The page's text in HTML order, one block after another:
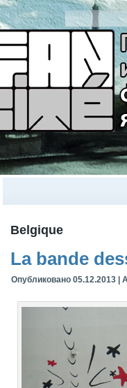
Belgique
La bande
Опубликовано 05.12.2013 |